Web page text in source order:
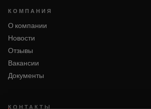
КОМПАНИЯ
О компании
Новости
Отзывы
Вакансии
Документы
КОНТАКТЫ